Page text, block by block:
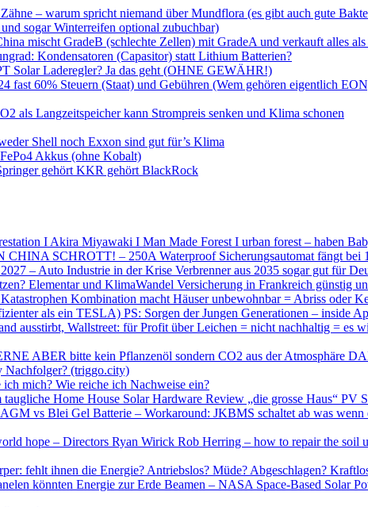
– warum spricht niemand über Mundflora (es gibt auch gute
sogar Winterreifen optional zubuchbar)
mischt GradeB (schlechte Zellen) mit GradeA und verkauft alles
Kondensatoren (Capasitor) statt Lithium Batterien?
Solar Laderegler? Ja das geht (OHNE GEWÄHR!)
fast 60% Steuern (Staat) und Gebühren (Wem gehören eigentlich
als Langzeitspeicher kann Strompreis senken und Klima schonen
Shell noch Exxon sind gut für’s Klima
Akkus (ohne Kobalt)
gehört KKR gehört BlackRock
I Akira Miyawaki I Man Made Forest I urban forest – haben
SCHROTT! – 250A Waterproof Sicherungsautomat fängt
– Auto Industrie in der Krise Verbrenner aus 2035 sogar gut für
Elementar und KlimaWandel Versicherung in Frankreich günstig
Kombination macht Häuser unbewohnbar = Abriss oder
als ein TESLA) PS: Sorgen der Jungen Generationen – inside
ausstirbt, Wallstreet: für Profit über Leichen = nicht nachhaltig = es
ABER bitte kein Pflanzenöl sondern CO2 aus der Atmosphäre
Nachfolger? (triggo.city)
mich? Wie reiche ich Nachweise ein?
Home House Solar Hardware Review „die grosse Haus“
vs Blei Gel Batterie – Workaround: JKBMS schaltet ab was
hope – Directors Ryan Wirick Rob Herring – how to repair the soil
fehlt ihnen die Energie? Antriebslos? Müde? Abgeschlagen?
könnten Energie zur Erde Beamen – NASA Space-Based Solar